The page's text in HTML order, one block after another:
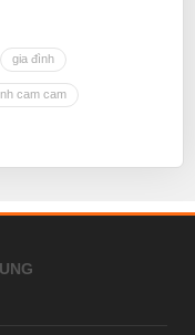
gia đình
cam cam